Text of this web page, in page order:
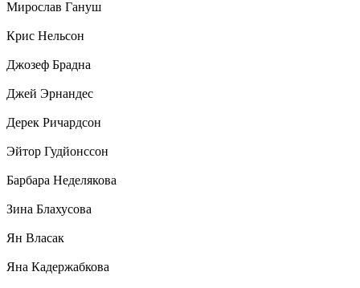
Мирослав Гануш
Крис Нельсон
Джозеф Брадна
Джей Эрнандес
Дерек Ричардсон
Эйтор Гудйонссон
Барбара Неделякова
Зина Блахусова
Ян Власак
Яна Кадержабкова